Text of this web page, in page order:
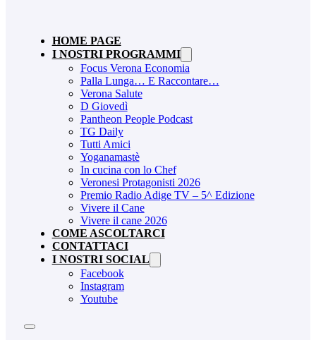
HOME PAGE
I NOSTRI PROGRAMMI
Focus Verona Economia
Palla Lunga… E Raccontare…
Verona Salute
D Giovedì
Pantheon People Podcast
TG Daily
Tutti Amici
Yoganamastè
In cucina con lo Chef
Veronesi Protagonisti 2026
Premio Radio Adige TV – 5^ Edizione
Vivere il Cane
Vivere il cane 2026
COME ASCOLTARCI
CONTATTACI
I NOSTRI SOCIAL
Facebook
Instagram
Youtube